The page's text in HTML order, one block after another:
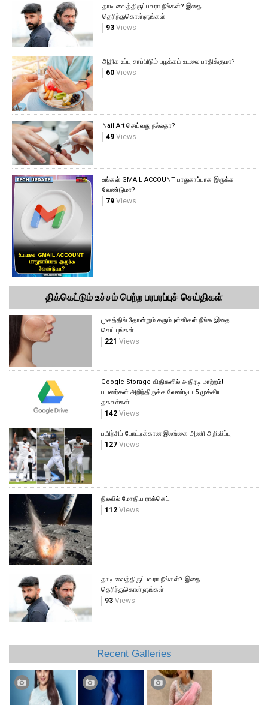
தாடி வைத்திருப்பவரா நீங்கள்? இதை
தெரிந்துகொள்ளுங்கள்
93Views
அதிக உப்பு சாப்பிடும் பழக்கம் உடலை பாதிக்குமா?
60Views
Nail Art செய்வது நல்லதா?
49Views
உங்கள் GMAIL ACCOUNT பாதுகாப்பாக இருக்க
வேண்டுமா?
79Views
திக்கெட்டும் உச்சம் பெற்ற பரபரப்புச் செய்திகள்
முகத்தில் தோன்றும் கரும்புள்ளிகள் நீங்க இதை
செய்யுங்கள்.
221 Views
Google Storage விதிகளில் அதிரடி மாற்றம்!
பயனர்கள் அறிந்திருக்க வேண்டிய 5 முக்கிய
தகவல்கள்
142 Views
பயிற்சிப் போட்டிக்கான இலங்கை அணி அறிவிப்பு
127 Views
நிலவில் மோதிய ராக்கெட்!
112 Views
தாடி வைத்திருப்பவரா நீங்கள்? இதை
தெரிந்துகொள்ளுங்கள்
93 Views
Recent Galleries